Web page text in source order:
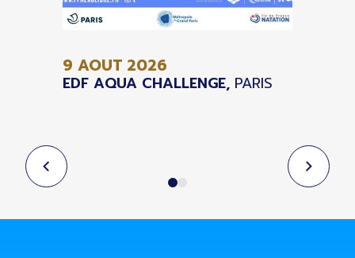
9 AOUT 2026
EDF AQUA CHALLENGE, PARIS